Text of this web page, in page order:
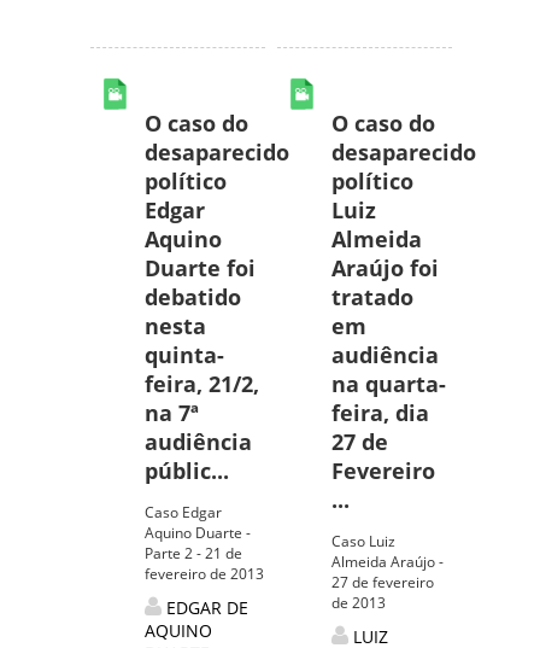
O caso do
desaparecido
político
Edgar
Aquino
Duarte foi
debatido
nesta
quinta-
feira, 21/2,
na 7ª
audiência
públic...
Caso Edgar
Aquino Duarte -
Parte 2 - 21 de
fevereiro de 2013
EDGAR DE
AQUINO
O caso do
desaparecido
político
Luiz
Almeida
Araújo foi
tratado
em
audiência
na quarta-
feira, dia
27 de
Fevereiro
...
Caso Luiz
Almeida Araújo -
27 de fevereiro
de 2013
LUIZ